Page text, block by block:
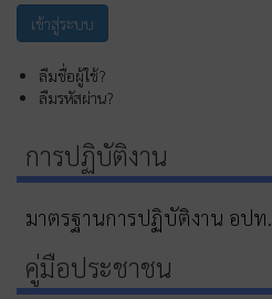
ลืมชื่อผู้ใช้?
ลืมรหัสผ่าน?
การปฏิบัติงาน
มาตรฐานการปฏิบัติงาน อปท.
คู่มือประชาชน